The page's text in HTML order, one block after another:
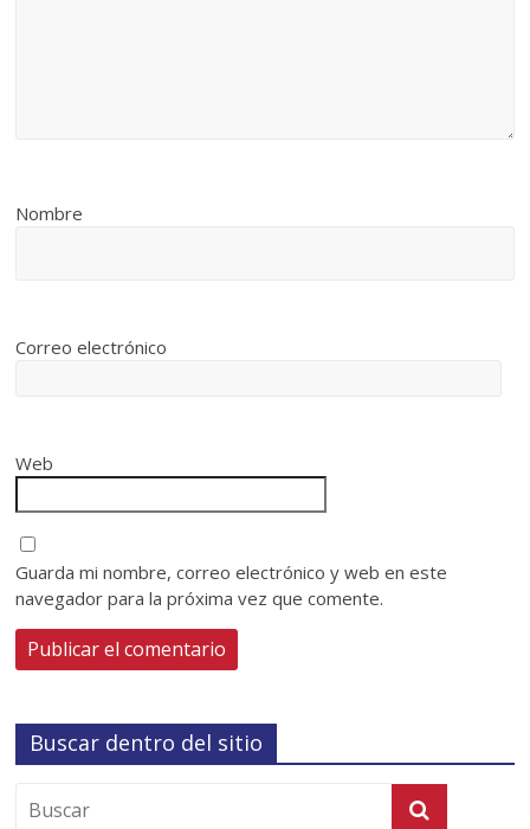
Nombre
Correo electrónico
Web
Guarda mi nombre, correo electrónico y web en este
navegador para la próxima vez que comente.
Buscar dentro del sitio